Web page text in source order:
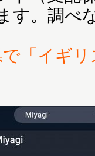
す。調べ
で「イギ